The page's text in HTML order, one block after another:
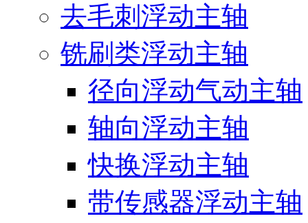
去毛刺浮动主轴
铣刷类浮动主轴
径向浮动气动主轴
轴向浮动主轴
快换浮动主轴
带传感器浮动主轴